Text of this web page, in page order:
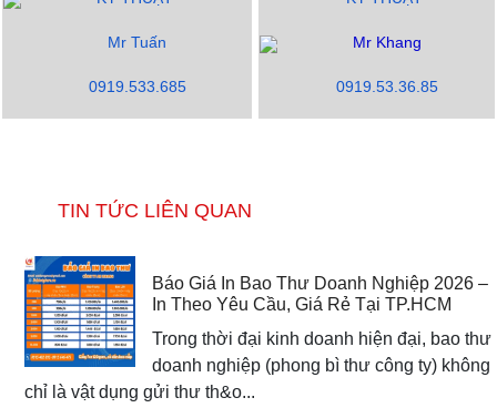
Mr Tuấn
0919.533.685
Mr Khang
0919.53.36.85
TIN TỨC LIÊN QUAN
Báo Giá In Bao Thư Doanh Nghiệp 2026 –
In Theo Yêu Cầu, Giá Rẻ Tại TP.HCM
Trong thời đại kinh doanh hiện đại, bao thư
doanh nghiệp (phong bì thư công ty) không
chỉ là vật dụng gửi thư th&o...